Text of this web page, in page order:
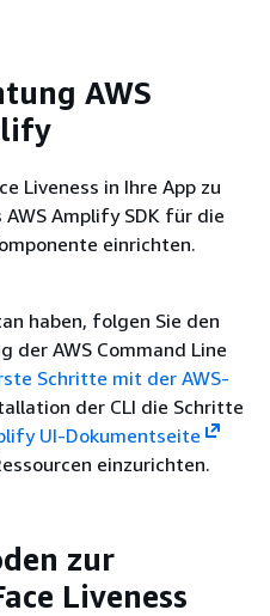
AWS
Liveness in Ihre App zu
Amplify SDK für die
einrichten.
haben, folgen Sie den
der AWS Command Line
Schritte mit der AWS-
der CLI die Schritte
UI-Dokumentseite
einzurichten.
zur
Liveness